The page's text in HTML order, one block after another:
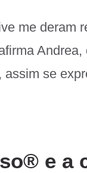
me deram
se
e a